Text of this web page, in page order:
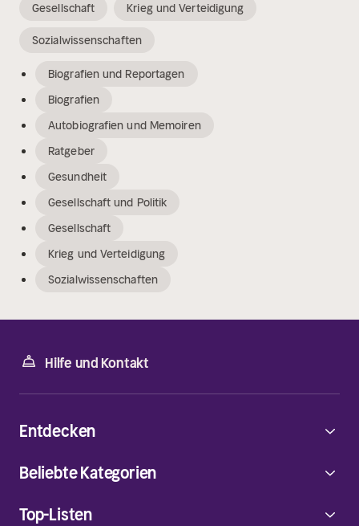
Gesellschaft Krieg und Verteidigung
Sozialwissenschaften
Biografien und Reportagen
Biografien
Autobiografien und Memoiren
Ratgeber
Gesundheit
Gesellschaft und Politik
Gesellschaft
Krieg und Verteidigung
Sozialwissenschaften
Hilfe und Kontakt
Entdecken
Beliebte Kategorien
Top-Listen